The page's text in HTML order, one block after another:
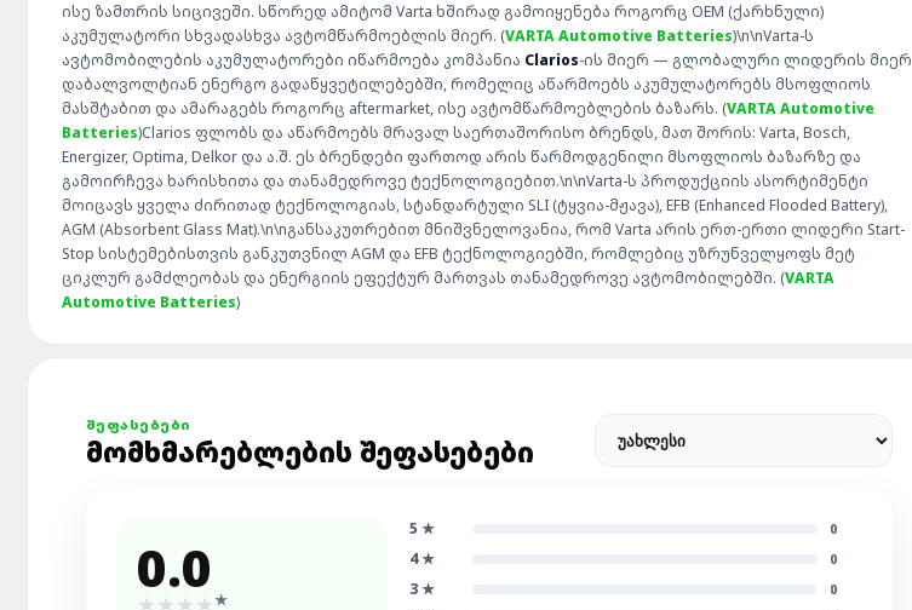
ისე ზამთრის სიცივეში. სწორედ ამიტომ Varta ხშირად გამოიყენება როგორც OEM (ქარხნული)
აკუმულატორი სხვადასხვა ავტომწარმოებლის მიერ. (VARTA Automotive Batteries)\n\nVarta-ს
ავტომობილების აკუმულატორები იწარმოება კომპანია Clarios-ის მიერ — გლობალური ლიდერის მიერ
დაბალვოლტიან ენერგო გადაწყვეტილებებში, რომელიც აწარმოებს აკუმულატორებს მსოფლიოს
მასშტაბით და ამარაგებს როგორც aftermarket, ისე ავტომწარმოებლების ბაზარს. (VARTA Automotive
Batteries)Clarios ფლობს და აწარმოებს მრავალ საერთაშორისო ბრენდს, მათ შორის: Varta, Bosch,
Energizer, Optima, Delkor და ა.შ. ეს ბრენდები ფართოდ არის წარმოდგენილი მსოფლიოს ბაზარზე და
გამოირჩევა ხარისხითა და თანამედროვე ტექნოლოგიებით.\n\nVarta-ს პროდუქციის ასორტიმენტი
მოიცავს ყველა ძირითად ტექნოლოგიას, სტანდარტული SLI (ტყვია-მჟავა), EFB (Enhanced Flooded Battery),
AGM (Absorbent Glass Mat).\n\nგანსაკუთრებით მნიშვნელოვანია, რომ Varta არის ერთ-ერთი ლიდერი Start-
Stop სისტემებისთვის განკუთვნილ AGM და EFB ტექნოლოგიებში, რომლებიც უზრუნველყოფს მეტ
ციკლურ გამძლეობას და ენერგიის ეფექტურ მართვას თანამედროვე ავტომობილებში. (VARTA
Automotive Batteries)
ᲨᲔᲤᲐᲡᲔᲑᲔᲑᲘ
ᲛᲝᲛᲮᲛᲐᲠᲔᲑᲚᲔᲑᲘᲡ ᲨᲔᲤᲐᲡᲔᲑᲔᲑᲘ
0.0
★★★★★
5 ★ 0
4★ 0
3★ 0